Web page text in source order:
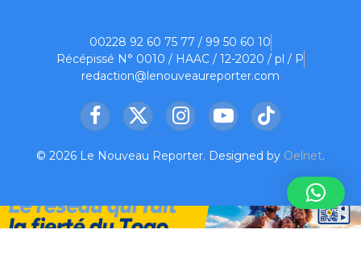
00228 92 60 75 77 / 99 50 60 10
Récépissé N° 0010 / HAAC / 12-2020 / pl / P
redaction@lenouveaureporter.com
Facebook
X
InstagramYouTubeTikTok
© 2026 Le Nouveau Reporter. Designed by Oelnet.